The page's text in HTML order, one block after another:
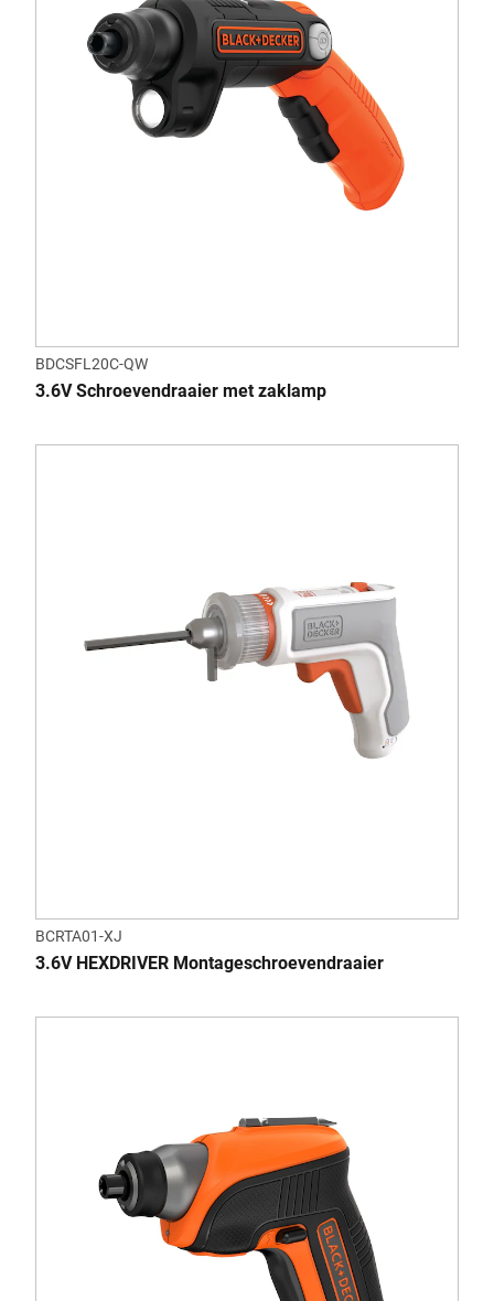
BDCSFL20C-QW
3.6V Schroevendraaier met zaklamp
BCRTA01-XJ
3.6V HEXDRIVER Montageschroevendraaier